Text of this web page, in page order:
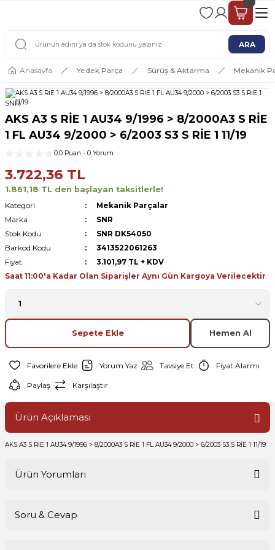
2 - 4 İŞ GÜNÜ İÇERİSİNDE KARGO
ARA
Anasayfa Yedek Parça Sürüş & Aktarma Mekanik
SNR
AKS A3 S RİE 1 AU34 9/1996 > 8/2000A3 S RİE
1 FL AU34 9/2000 > 6/2003 S3 S RİE 1 11/19
0.0 Puan - 0 Yorum
3.722,36 TL
1.861,18 TL den başlayan taksitlerle!
Kategori
Mekanik Parçalar
Marka
SNR
Stok Kodu
SNR DK54050
Barkod Kodu
3413522061263
Fiyat
3.101,97 TL + KDV
Saat 11:00'a Kadar Olan Siparişler Aynı Gün Kargoya Verilecektir
Sepete Ekle Hemen Al
Yorum Yaz Tavsiye Et Fiyat Alarmı
Paylaş Karşılaştır
Ürün Açıklaması
AKS A3 S RİE 1 AU34 9/1996 > 8/2000A3 S RİE 1 FL AU34 9/2000 > 6/2003 S3 S RİE 1 11/19
Ürün Yorumları
Soru & Cevap